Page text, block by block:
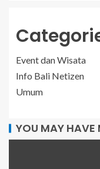
Event dan Wisata
Info Bali Netizen
Umum
YOU MAY HAVE